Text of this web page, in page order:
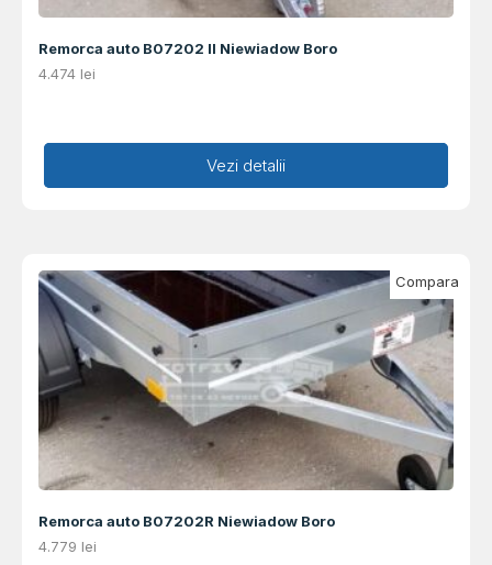
Remorca auto B07202 II Niewiadow Boro
4.474 lei
Adaugă în coș
Vezi detalii
Remorca auto B07202R Niewiadow Boro
4.779 lei
Compara